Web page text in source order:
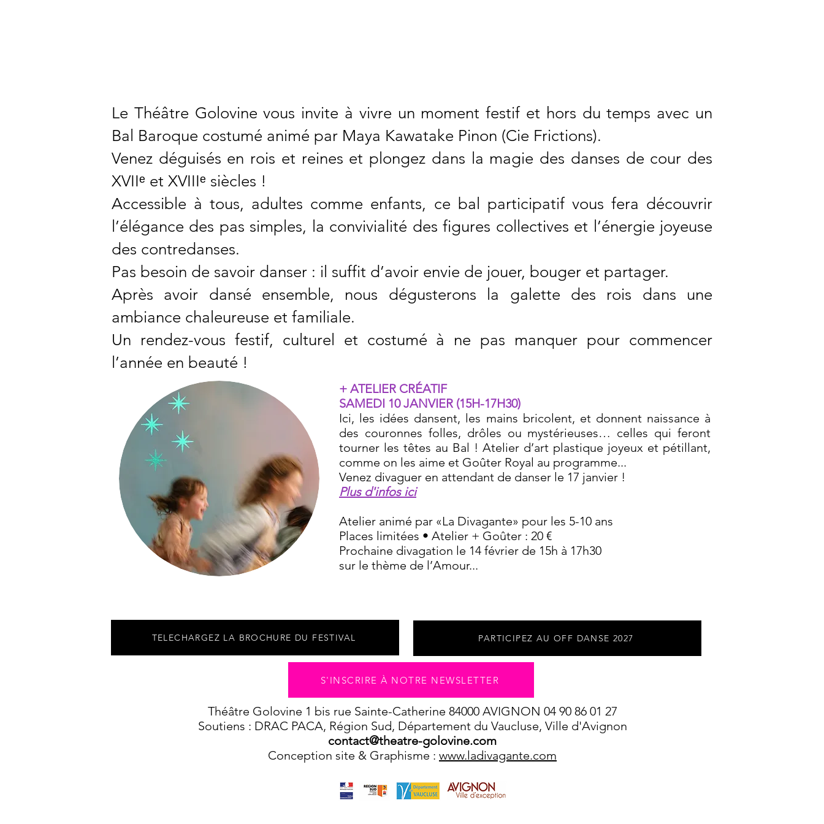
Le Théâtre Golovine vous invite à vivre un moment festif et hors du temps avec un
Bal Baroque costumé animé par Maya Kawatake Pinon (Cie Frictions).
Venez déguisés en rois et reines et plongez dans la magie des danses de cour des
XVIIᵉ et XVIIIᵉ siècles !
Accessible à tous, adultes comme enfants, ce bal participatif vous fera découvrir
l’élégance des pas simples, la convivialité des figures collectives et l’énergie joyeuse
des contredanses.
Pas besoin de savoir danser : il suffit d’avoir envie de jouer, bouger et partager.
Après avoir dansé ensemble, nous dégusterons la galette des rois dans une
ambiance chaleureuse et familiale.
Un rendez-vous festif, culturel et costumé à ne pas manquer pour commencer
l’année en beauté !
+ ATELIER CRÉATIF
SAMEDI 10 JANVIER (15H-17H30)
Ici, les idées dansent, les mains bricolent, et donnent naissance à
des couronnes folles, drôles ou mystérieuses… celles qui feront
tourner les têtes au Bal ! Atelier d’art plastique joyeux et pétillant,
comme on les aime et Goûter Royal au programme...
Venez divaguer en attendant de danser le 17 janvier !
Plus d'infos ici
Atelier animé par «La Divagante» pour les 5-10 ans
Places limitées • Atelier + Goûter : 20 €
Prochaine divagation le 14 février de 15h à 17h30
sur le thème de l’Amour...
TELECHARGEZ LA BROCHURE DU FESTIVAL PARTICIPEZ AU OFF DANSE 2027
S'INSCRIRE À NOTRE NEWSLETTER
Théâtre Golovine 1 bis rue Sainte-Catherine 84000 AVIGNON 04 90 86 01 27
Soutiens : DRAC PACA, Région Sud, Département du Vaucluse, Ville d'Avignon
contact@theatre-golovine.com
Conception site & Graphisme : www.ladivagante.com